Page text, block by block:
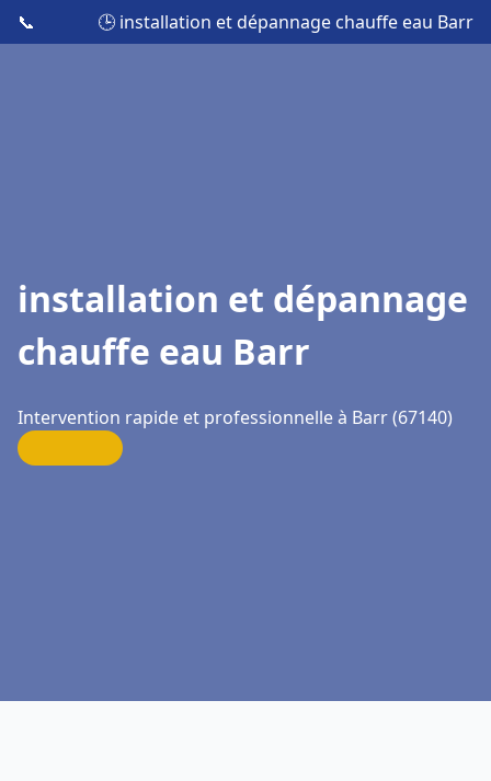
📞 🕒 installation et dépannage chauffe eau Barr
installation et dépannage
chauffe eau Barr
Intervention rapide et professionnelle à Barr (67140)